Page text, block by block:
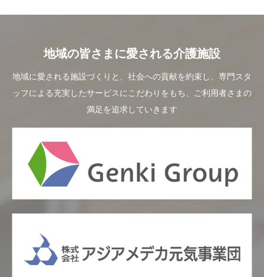
地域の皆さまに愛される介護施設
地域に愛される施設づくりと、社会への貢献を約束し、専門スタ
ッフによる充実したサービスにこだわりをもち、ご利用者さまの
満足を追求していきます